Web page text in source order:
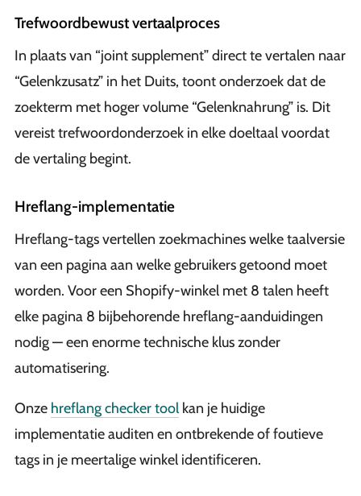
Trefwoordbewust vertaalproces
In plaats van “joint supplement” direct te vertalen naar
“Gelenkzusatz” in het Duits, toont onderzoek dat de
zoekterm met hoger volume “Gelenknahrung” is. Dit
vereist trefwoordonderzoek in elke doeltaal voordat
de vertaling begint.
Hreflang-implementatie
Hreflang-tags vertellen zoekmachines welke taalversie
van een pagina aan welke gebruikers getoond moet
worden. Voor een Shopify-winkel met 8 talen heeft
elke pagina 8 bijbehorende hreflang-aanduidingen
nodig — een enorme technische klus zonder
automatisering.
Onze hreflang checker tool kan je huidige
implementatie auditen en ontbrekende of foutieve
tags in je meertalige winkel identificeren.